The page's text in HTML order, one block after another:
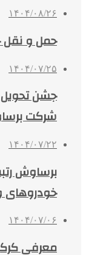
۱۴۰۴/۰۸/۲۶
حمل و نقل
۱۴۰۴/۰۷/۲۵
جشن
شرکت
۱۴۰۴/۰۷/۲۲
برساوش
خودروهای
۱۴۰۴/۰۷/۰۶